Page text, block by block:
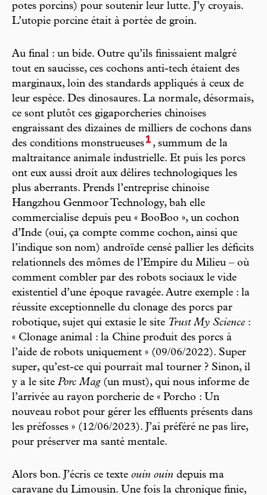
potes porcins) pour soutenir leur lutte. J’y croyais.
L’utopie porcine était à portée de groin.
Au final : un bide. Outre qu’ils finissaient malgré
tout en saucisse, ces cochons anti-tech étaient des
marginaux, loin des standards appliqués à ceux de
leur espèce. Des dinosaures. La normale, désormais,
ce sont plutôt ces gigaporcheries chinoises
engraissant des dizaines de milliers de cochons dans
des conditions monstrueuses1 , summum de la
maltraitance animale industrielle. Et puis les porcs
ont eux aussi droit aux délires technologiques les
plus aberrants. Prends l’entreprise chinoise
Hangzhou Genmoor Technology, bah elle
commercialise depuis peu « BooBoo », un cochon
d’Inde (oui, ça compte comme cochon, ainsi que
l’indique son nom) androïde censé pallier les déficits
relationnels des mômes de l’Empire du Milieu – où
comment combler par des robots sociaux le vide
existentiel d’une époque ravagée. Autre exemple : la
réussite exceptionnelle du clonage des porcs par
robotique, sujet qui extasie le site Trust My Science :
« Clonage animal : la Chine produit des porcs à
l’aide de robots uniquement » (09/06/2022). Super
super, qu’est-ce qui pourrait mal tourner ? Sinon, il
y a le site Porc Mag (un must), qui nous informe de
l’arrivée au rayon porcherie de « Porcho : Un
nouveau robot pour gérer les effluents présents dans
les préfosses » (12/06/2023). J’ai préféré ne pas lire,
pour préserver ma santé mentale.
Alors bon. J’écris ce texte ouin ouin depuis ma
caravane du Limousin. Une fois la chronique finie,